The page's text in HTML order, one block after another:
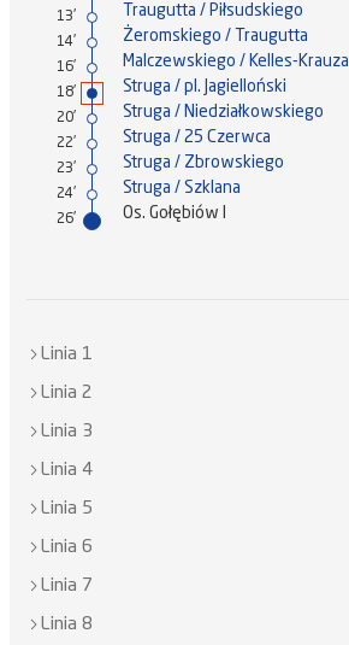
13' Traugutta / Piłsudskiego
14' Żeromskiego / Traugutta
16' Malczewskiego / Kelles-Krauza
18' Struga / pl. Jagielloński
20' Struga / Niedziałkowskiego
22' Struga / 25 Czerwca
23' Struga / Zbrowskiego
24' Struga / Szklana
26' Os. Gołębiów I
Linia 1
Linia 2
Linia 3
Linia 4
Linia 5
Linia 6
Linia 7
Linia 8